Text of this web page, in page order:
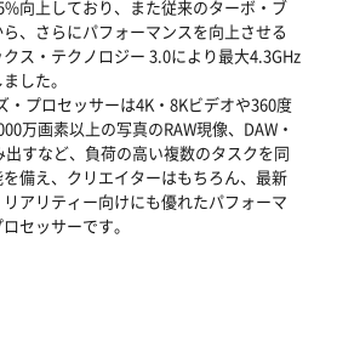
向上しており、また従来のターボ・ブ
、さらにパフォーマンスを向上させる
ス・テクノロジー 3.0により最大4.3GHz
した。
・プロセッサーは4K・8Kビデオや360度
万画素以上の写真のRAW現像、DAW・
すなど、負荷の高い複数のタスクを同
備え、クリエイターはもちろん、最新
アリティー向けにも優れたパフォーマ
セッサーです。